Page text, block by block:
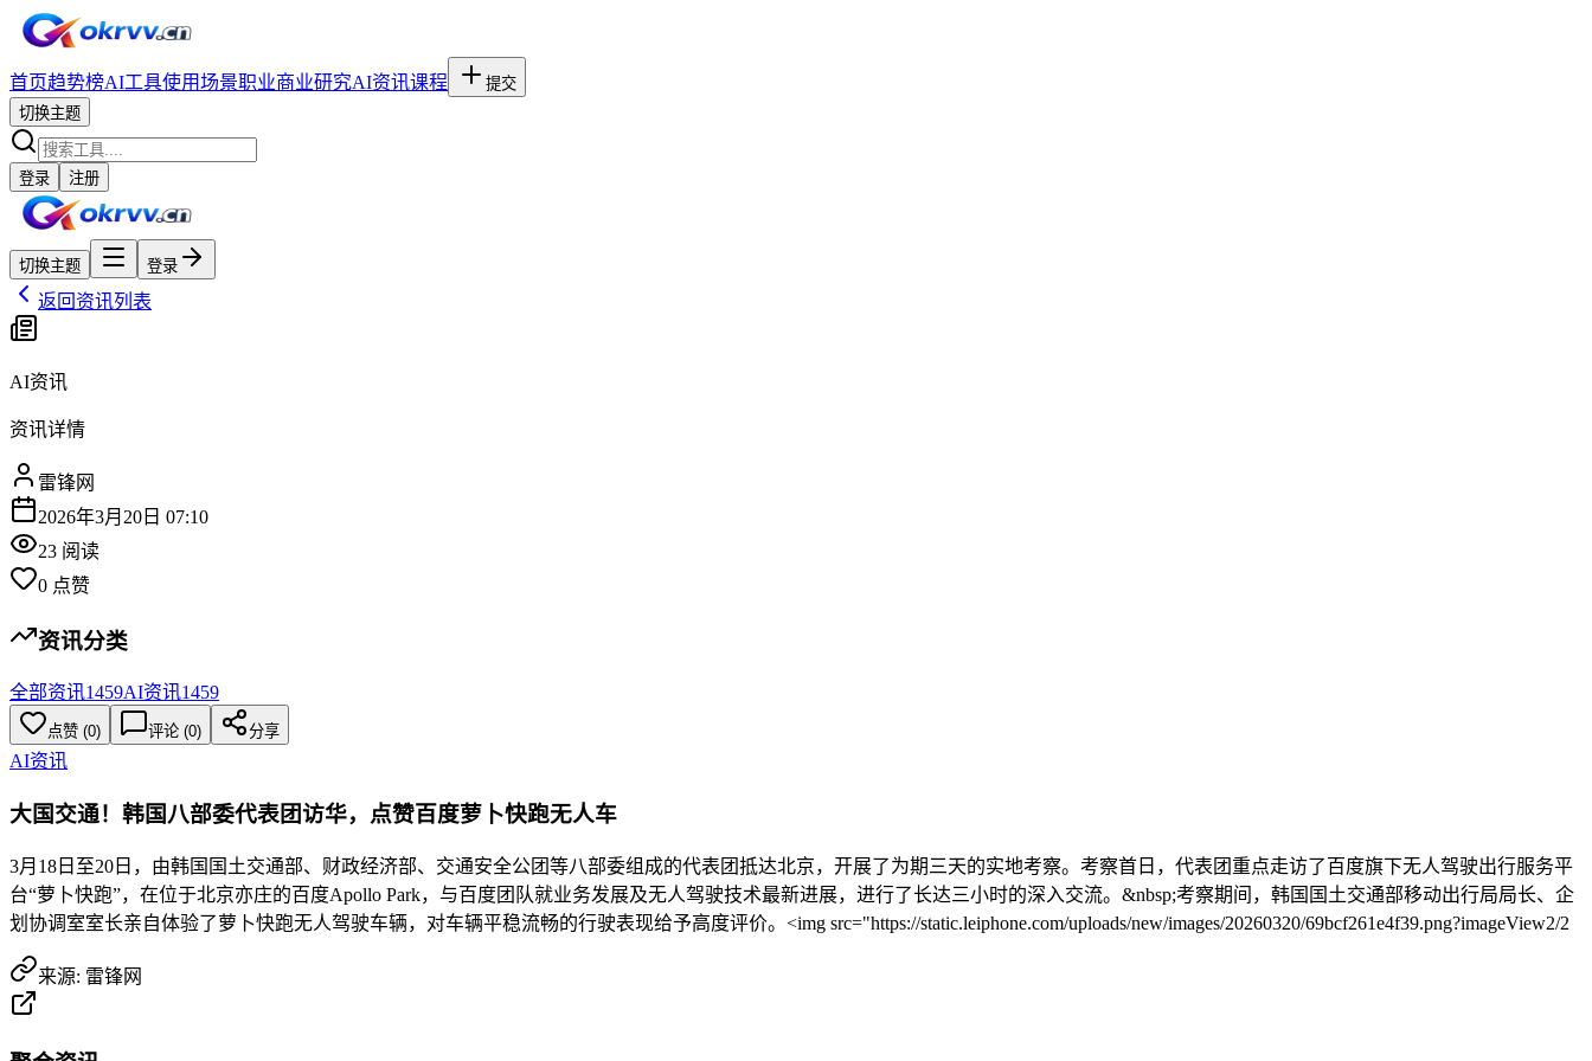
首页趋势榜AI工具使用场景职业商业研究AI资讯课程
提交
切换主题
登录 注册
切换主题 登录
返回资讯列表
AI资讯
资讯详情
雷锋网
2026年3月20日 07:10
23 阅读
0 点赞
资讯分类
全部资讯1459AI资讯1459
点赞 (0) 评论 (0) 分享
AI资讯
大国交通！韩国八部委代表团访华，点赞百度萝卜快跑无人车
3月18日至20日，由韩国国土交通部、财政经济部、交通安全公团等八部委组成的代表团抵达北京，开展了为期三天的实地考察。考察首日，代表团重点走访了百度旗下无人驾驶出行服务平
台“萝卜快跑”，在位于北京亦庄的百度Apollo Park，与百度团队就业务发展及无人驾驶技术最新进展，进行了长达三小时的深入交流。&nbsp;考察期间，韩国国土交通部移动出行局局长、企
划协调室室长亲自体验了萝卜快跑无人驾驶车辆，对车辆平稳流畅的行驶表现给予高度评价。<img src="https://static.leiphone.com/uploads/new/images/20260320/69bcf261e4f39.png?imageView2/2
来源: 雷锋网